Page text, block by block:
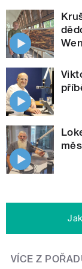
VÍCE Z